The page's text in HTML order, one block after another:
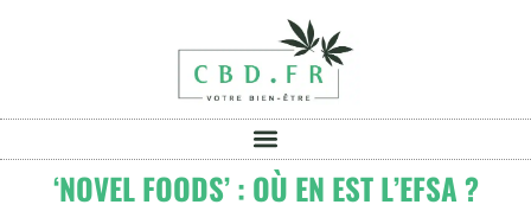
‘NOVEL FOODS’ : OÙ EN EST L’EFSA ?